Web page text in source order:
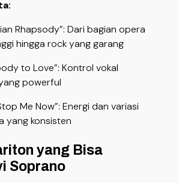
Rhapsody”: Dari bagian opera
hingga rock yang garang
to Love”: Kontrol vokal
powerful
Me Now”: Energi dan variasi
yang konsisten
yang Bisa
Soprano